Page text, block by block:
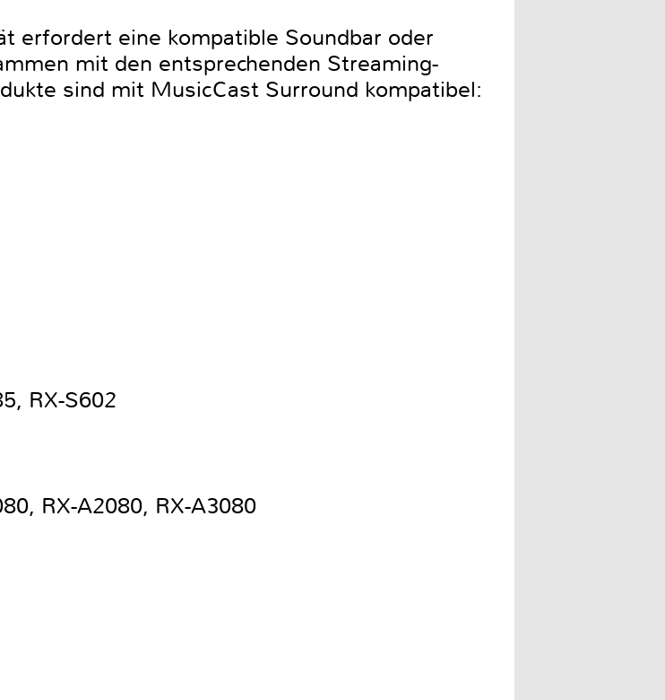
erfordert eine kompatible Soundbar oder
mit den entsprechenden Streaming-
sind mit MusicCast Surround kompatibel:
RX-S602
RX-A2080, RX-A3080